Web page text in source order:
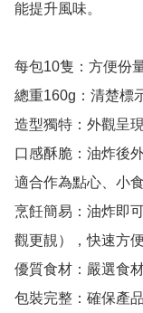
能提升風味。
每包10隻：方便份
總重160g：清楚標
造型獨特：外觀呈
口感酥脆：油炸後
適合作為點心、小
烹飪簡易：油炸即
觀更靚），快速方便
優質食材：嚴選食